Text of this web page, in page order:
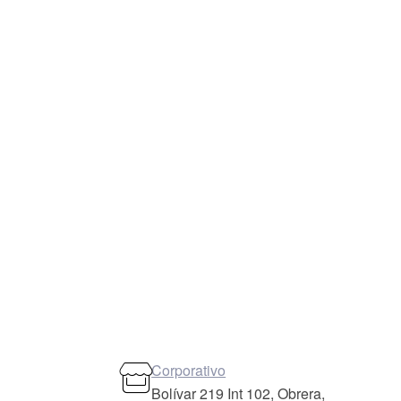
Corporativo
Bolívar 219 Int 102, Obrera,